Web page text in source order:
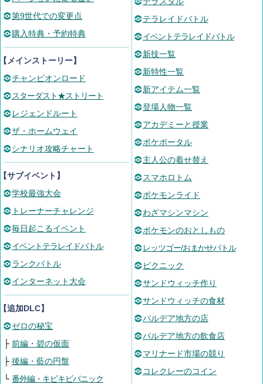
第9世代での変更点
購入特典・予約特典
メインストーリー】
チャンピオンロード
スターダスト★ストリート
レジェンドルート
ザ・ホームウェイ
シナリオ攻略チャート
サブイベント】
学校最強大会
トレーナーチャレンジ
毎日起こるイベント
イベントテラレイドバトル
ランクバトル
インターネット大会
追加DLC】
ゼロの秘宝
├ 前編・碧の仮面
├ 後編・藍の円盤
└ 番外編・キビキビパニック
テラレイドバトル
イベントテラレイドバトル
新技一覧
新特性一覧
新アイテム一覧
登場人物一覧
アカデミーと授業
ポケポータル
主人公の着せ替え
スマホロトム
ポケモンライド
わざマシンマシン
ポケモンのおとしもの
レッツゴー/おまかせバトル
ピクニック
サンドウィッチ作り
サンドウィッチの食材
パルデア地方の店
パルデア地方の飲食店
マリナード市場の競り
コレクレーのコイン